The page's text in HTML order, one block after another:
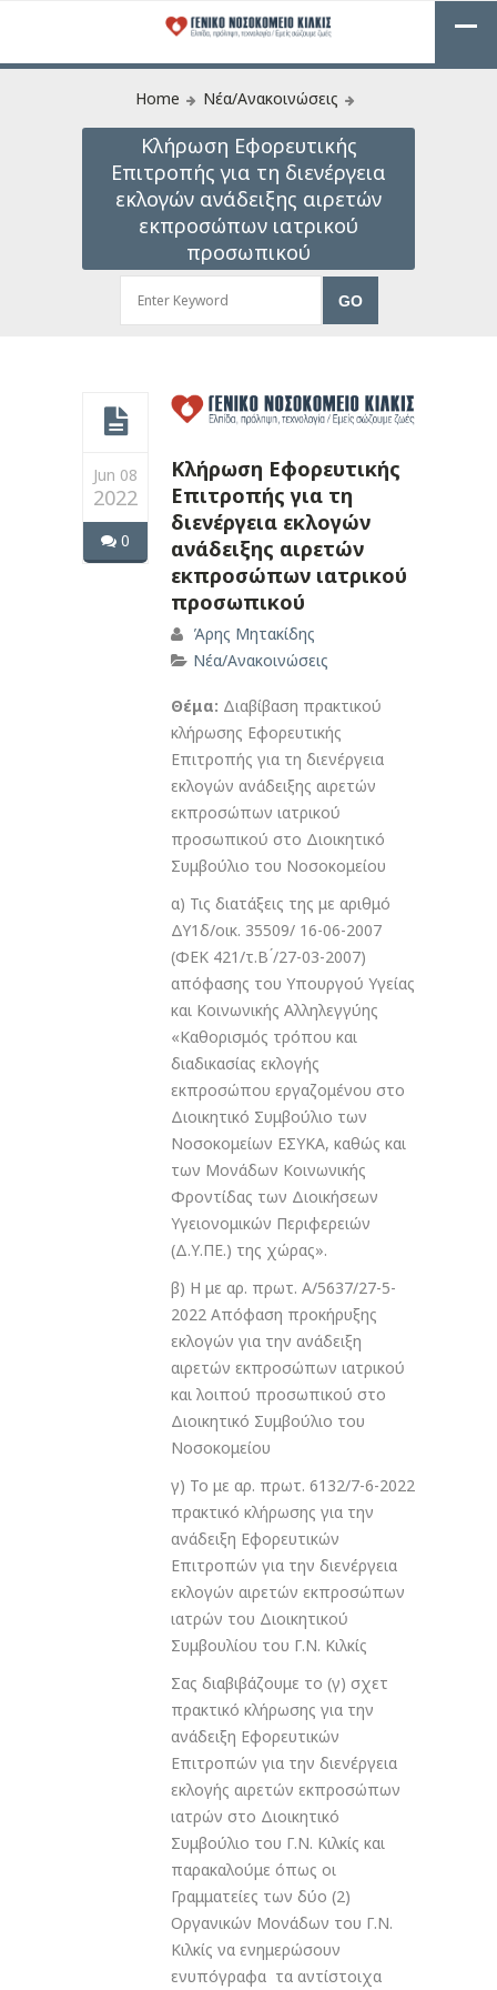
Home Νέα/Ανακοινώσεις
Κλήρωση Εφορευτικής
Επιτροπής για τη διενέργεια
εκλογών ανάδειξης αιρετών
εκπροσώπων ιατρικού
προσωπικού
Jun 08
2022
0
Κλήρωση Εφορευτικής
Επιτροπής για τη
διενέργεια εκλογών
ανάδειξης αιρετών
εκπροσώπων ιατρικού
προσωπικού
Άρης Μητακίδης
Νέα/Ανακοινώσεις
Θέμα: Διαβίβαση πρακτικού
κλήρωσης Εφορευτικής
Επιτροπής για τη διενέργεια
εκλογών ανάδειξης αιρετών
εκπροσώπων ιατρικού
προσωπικού στο Διοικητικό
Συμβούλιο του Νοσοκομείου
α) Τις διατάξεις της με αριθμό
ΔΥ1δ/οικ. 35509/ 16-06-2007
(ΦΕΚ 421/τ.Β ́/27-03-2007)
απόφασης του Υπουργού Υγείας
και Κοινωνικής Αλληλεγγύης
«Καθορισμός τρόπου και
διαδικασίας εκλογής
εκπροσώπου εργαζομένου στο
Διοικητικό Συμβούλιο των
Νοσοκομείων ΕΣΥΚΑ, καθώς και
των Μονάδων Κοινωνικής
Φροντίδας των Διοικήσεων
Υγειονομικών Περιφερειών
(Δ.Υ.ΠΕ.) της χώρας».
β) Η με αρ. πρωτ. Α/5637/27-5-
2022 Απόφαση προκήρυξης
εκλογών για την ανάδειξη
αιρετών εκπροσώπων ιατρικού
και λοιπού προσωπικού στο
Διοικητικό Συμβούλιο του
Νοσοκομείου
γ) Το με αρ. πρωτ. 6132/7-6-2022
πρακτικό κλήρωσης για την
ανάδειξη Εφορευτικών
Επιτροπών για την διενέργεια
εκλογών αιρετών εκπροσώπων
ιατρών του Διοικητικού
Συμβουλίου του Γ.Ν. Κιλκίς
Σας διαβιβάζουμε το (γ) σχετ
πρακτικό κλήρωσης για την
ανάδειξη Εφορευτικών
Επιτροπών για την διενέργεια
εκλογής αιρετών εκπροσώπων
ιατρών στο Διοικητικό
Συμβούλιο του Γ.Ν. Κιλκίς και
παρακαλούμε όπως οι
Γραμματείες των δύο (2)
Οργανικών Μονάδων του Γ.Ν.
Κιλκίς να ενημερώσουν
ενυπόγραφα τα αντίστοιχα